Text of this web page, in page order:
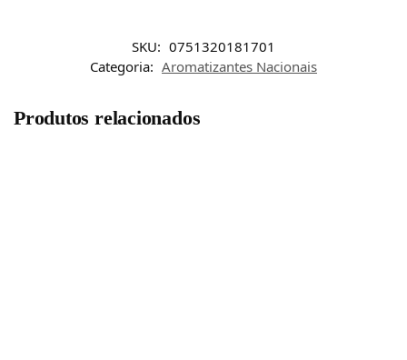
SKU: 0751320181701
Categoria: Aromatizantes Nacionais
Produtos relacionados